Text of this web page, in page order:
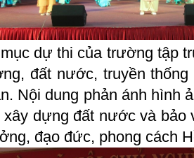
dự thi của trường tập
đất nước, truyền
Nội dung phản ánh hình
dựng đất nước và bảo
đạo đức, phong cách